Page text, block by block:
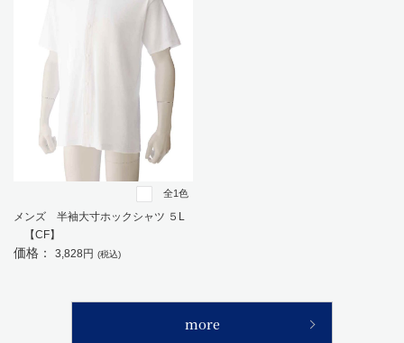
全1色
メンズ 半袖大寸ホックシャツ ５L
【CF】
価格： 3,828円 (税込)
more